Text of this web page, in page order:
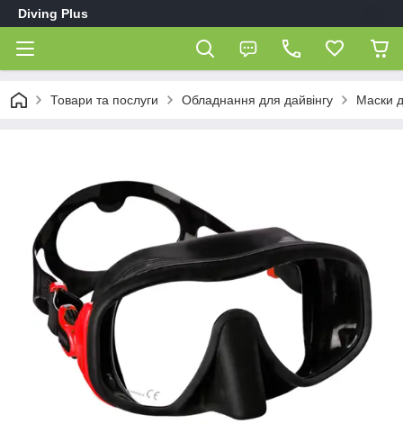
Diving Plus
Товари та послуги Обладнання для дайвінгу Маски